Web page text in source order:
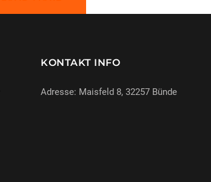
KONTAKT INFO
Adresse: Maisfeld 8, 32257 Bünde